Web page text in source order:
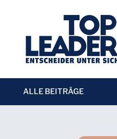
ALLE BEITRÄGE